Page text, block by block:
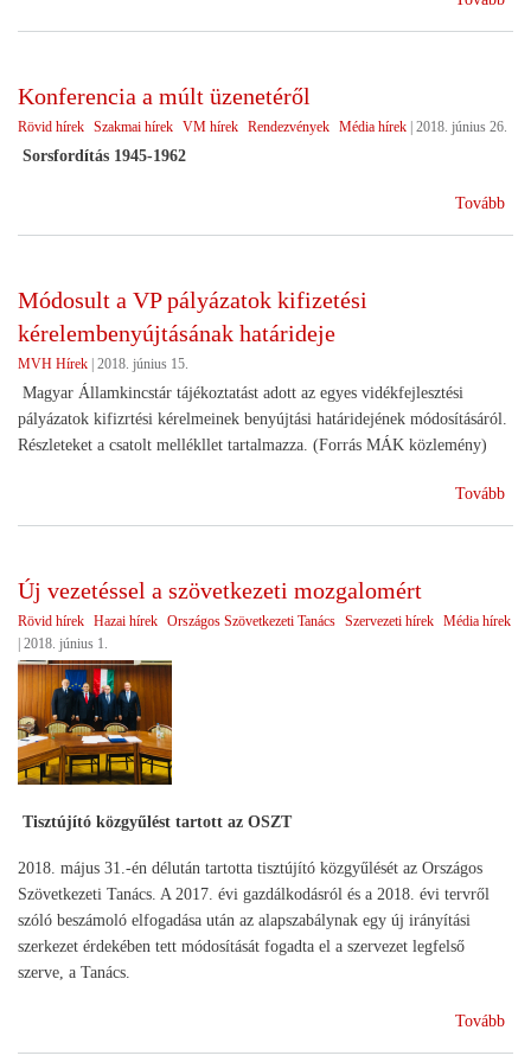
Konferencia a múlt üzenetéről
Rövid hírek Szakmai hírek VM hírek Rendezvények Média hírek | 2018. június 26.
Sorsfordítás 1945-1962
Tovább
Módosult a VP pályázatok kifizetési
kérelembenyújtásának határideje
MVH Hírek 2018. június 15.
Magyar Államkincstár tájékoztatást adott az egyes vidékfejlesztési
pályázatok kifizrtési kérelmeinek benyújtási határidejének módosításáról.
Részleteket a csatolt mellékllet tartalmazza. (Forrás MÁK közlemény)
Tovább
Új vezetéssel a szövetkezeti mozgalomért
Rövid hírek Hazai hírek Országos Szövetkezeti Tanács Szervezeti hírek Média hírek
2018. június 1.
Tisztújító közgyűlést tartott az OSZT
2018. május 31.-én délután tartotta tisztújító közgyűlését az Országos
Szövetkezeti Tanács. A 2017. évi gazdálkodásról és a 2018. évi tervről
szóló beszámoló elfogadása után az alapszabálynak egy új irányítási
szerkezet érdekében tett módosítását fogadta el a szervezet legfelső
szerve, a Tanács.
Tovább